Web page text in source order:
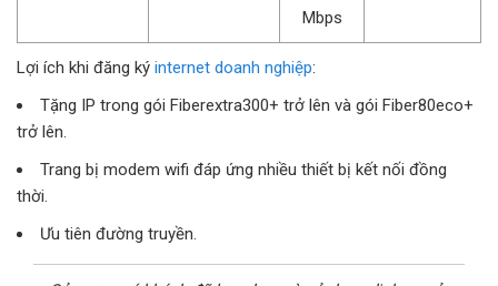
Mbps
Lợi ích khi đăng ký internet doanh nghiệp:
Tặng IP trong gói Fiberextra300+ trở lên và gói Fiber80eco+
trở lên.
Trang bị modem wifi đáp ứng nhiều thiết bị kết nối đồng
thời.
Ưu tiên đường truyền.